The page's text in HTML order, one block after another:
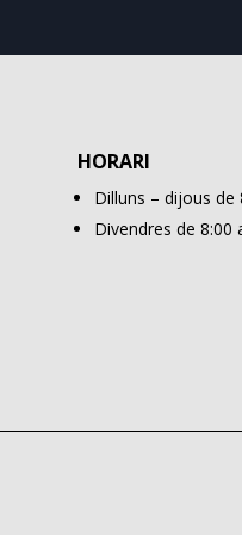
HORARI
Dilluns – dijous de
Divendres de 8:00